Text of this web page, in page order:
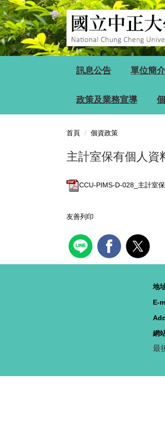
跳
到
主
要
內
容
訊息公告 單位簡介
政策及業務宣導
首頁 個資政策
主計室保有個人資
CCU-PIMS-D-028_主計室
友善列印
地
E-
網
最